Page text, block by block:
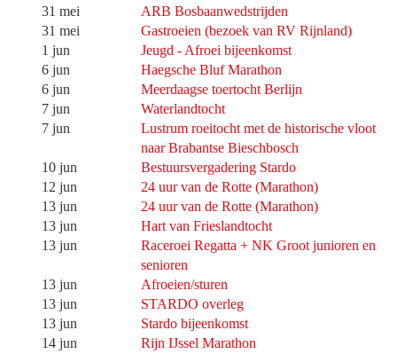
31 mei
ARB Bosbaanwedstrijden
31 mei
Gastroeien (bezoek van RV Rijnland)
1 jun
Jeugd - Afroei bijeenkomst
6 jun
Haegsche Bluf Marathon
6 jun
Meerdaagse toertocht Berlijn
7 jun
Waterlandtocht
7 jun
Lustrum roeitocht met de historische vloot
naar Brabantse Bieschbosch
10 jun
Bestuursvergadering Stardo
12 jun
24 uur van de Rotte (Marathon)
13 jun
24 uur van de Rotte (Marathon)
13 jun
Hart van Frieslandtocht
13 jun
Raceroei Regatta + NK Groot junioren en
senioren
13 jun
Afroeien/sturen
13 jun
STARDO overleg
13 jun
Stardo bijeenkomst
14 jun
Rijn IJssel Marathon